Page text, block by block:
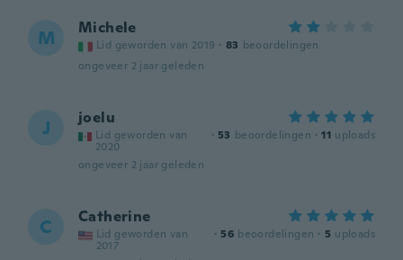
M Michele
Lid geworden van 2019 · 83 beoordelingen
ongeveer 2 jaar geleden
J joelu
Lid geworden van
2020
· 53 beoordelingen · 11 uploads
ongeveer 2 jaar geleden
C Catherine
Lid geworden van
2017
· 56 beoordelingen · 5 uploads